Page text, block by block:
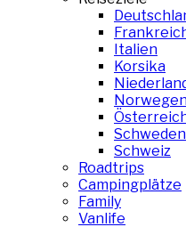
Italien
Korsika
Schweden
Schweiz
Roadtrips
Campingplätze
Family
Vanlife